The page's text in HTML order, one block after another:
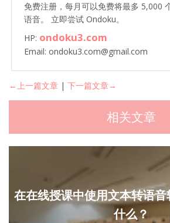
免费注册，每月可以免费将最多 5,000
语音。 立即尝试 Ondoku。
HP: ondoku3.com
Email: ondoku3.com@gmail.com
←上一篇文章 | 下一篇文章→
相关文章
在在线授课中使用文本转语
什么？